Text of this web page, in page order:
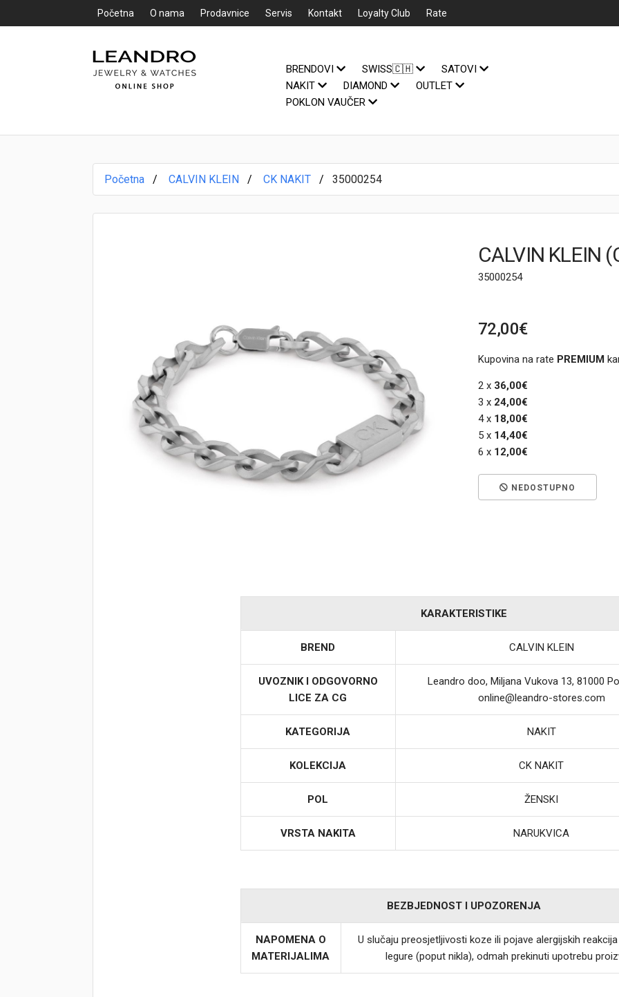
Početna
Servis
Kontakt
Početna O nama Prodavnice Servis Kontakt Loyalty Club Rate
BRENDOVI SWISS🇨🇭
SATOVI
NAKIT
DIAMOND
OUTLET
POKLON VAUČER
Početna CALVIN KLEIN CK NAKIT 35000254
CALVIN KLEIN
35000254
72,00€
Kupovina na rate PREMIUM
2 x 36,00€
3 x 24,00€
4 x 18,00€
5 x 14,40€
6 x 12,00€
NEDOSTUPNO
KARAKTERISTIKE
BREND CALVIN KLEIN
UVOZNIK I ODGOVORNO
LICE ZA CG
Leandro doo, Miljana Vukova 13, 81000
online@leandro-stores.com
KATEGORIJA NAKIT
KOLEKCIJA CK NAKIT
POL ŽENSKI
VRSTA NAKITA NARUKVICA
BEZBJEDNOST I UPOZORENJA
NAPOMENA O
MATERIJALIMA
U slučaju preosjetljivosti koze ili pojave alergijskih
legure (poput nikla), odmah prekinuti upotrebu